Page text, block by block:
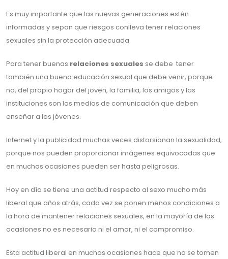
Es muy importante que las nuevas generaciones estén
informadas y sepan que riesgos conlleva tener relaciones
sexuales sin la protección adecuada.
Para tener buenas relaciones sexuales se debe tener
también una buena educación sexual que debe venir, porque
no, del propio hogar del joven, la familia, los amigos y las
instituciones son los medios de comunicación que deben
enseñar a los jóvenes.
Internet y la publicidad muchas veces distorsionan la sexualidad,
porque nos pueden proporcionar imágenes equivocadas que
en muchas ocasiones pueden ser hasta peligrosas.
Hoy en día se tiene una actitud respecto al sexo mucho más
liberal que años atrás, cada vez se ponen menos condiciones a
la hora de mantener relaciones sexuales, en la mayoría de las
ocasiones no es necesario ni el amor, ni el compromiso.
Esta actitud liberal en muchas ocasiones hace que no se tomen